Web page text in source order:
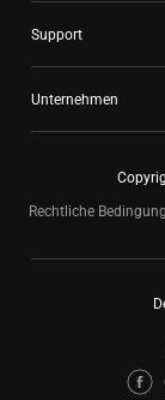
Support
Unternehmen
Rechtliche